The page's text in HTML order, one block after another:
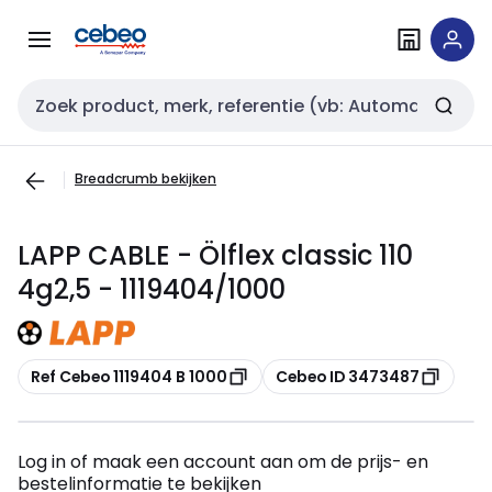
naar
naar
Zoekveld invoer
Breadcrumb bekijken
LAPP CABLE - Ölflex classic 110
4g2,5 - 1119404/1000
Kopiëren
Ref Cebeo 1119404 B 1000 Kopiëren
Cebeo ID 3473487
Log in of maak een account aan om de prijs- en
bestelinformatie te bekijken